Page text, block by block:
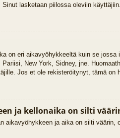
lasketaan piilossa oleviin käyttäjiin.
on eri aikavyöhykkeeltä kuin se
New York, Sidney, jne.
Jos et ole rekisteröitynyt, tämä on
ja kellonaika on silti
aikavyöhykkeen ja aika on silti